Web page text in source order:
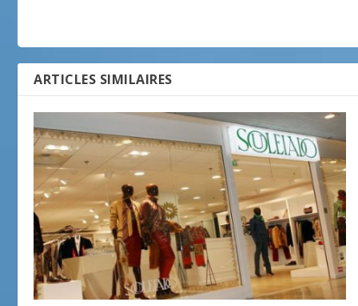
ARTICLES SIMILAIRES